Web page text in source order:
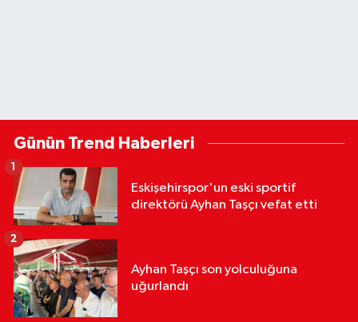
Günün Trend Haberleri
Eskişehirspor'un eski sportif
direktörü Ayhan Taşçı vefat etti
1
Ayhan Taşçı son yolculuğuna
uğurlandı
2